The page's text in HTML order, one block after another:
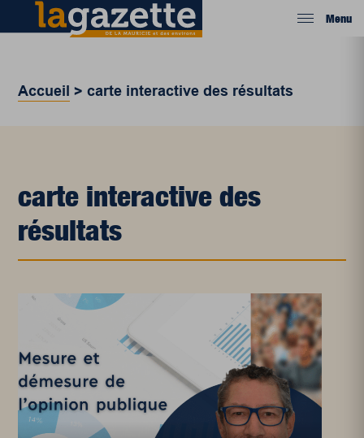
Menu
Accueil >carte interactive des résultats
carte interactive des
résultats